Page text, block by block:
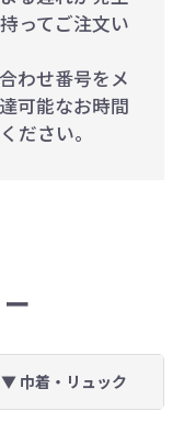
ってご注文い
わせ番号をメ
可能なお時間
ださい。
▼ 巾着・リュック